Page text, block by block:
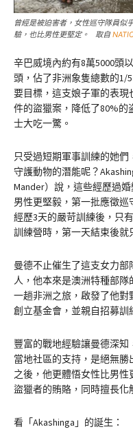
曾經是被迫害者，女性巡守隊員似
驗，也比男性更堅定。 取自
辛巴威境內約有8萬5000頭
頭，佔了非洲象隻總數的1/
要目標，這支娘子軍的表現
件的盜獵案，降低了80%的
士大吃一驚。
只受過短期軍事訓練的她們
守護動物的潛能呢？
Mander）說，這些經歷過
男性更堅毅，第一批應徵巡
經歷3天的嚴苛訓練後，只
訓練營時，第一天結束後就
曼德不止催生了這支女力
人，他本來是澳洲特種部
一趟非洲之旅，啟發了他
創立基金會，並親自招募訓
豐富的戰地經驗讓曼德深
當地社區的支持，是絕無
之後，他更體悟女性比男
盜獵者的賄賂，同時擅長化
看「Akashinga」的誕生：